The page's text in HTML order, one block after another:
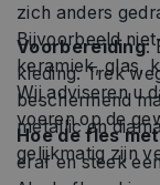
zich anders
Bijvoorbeeld
keramiek, glas, kunststof en vele andere materialen.
Wij adviseren u daarom om
voeren op de
Voorbereiding:
kleding. Trek
beschermend
metallic en
gelijkmatig zijn
Hoe de fles
eraf en steek een speld in de bovenkant van de